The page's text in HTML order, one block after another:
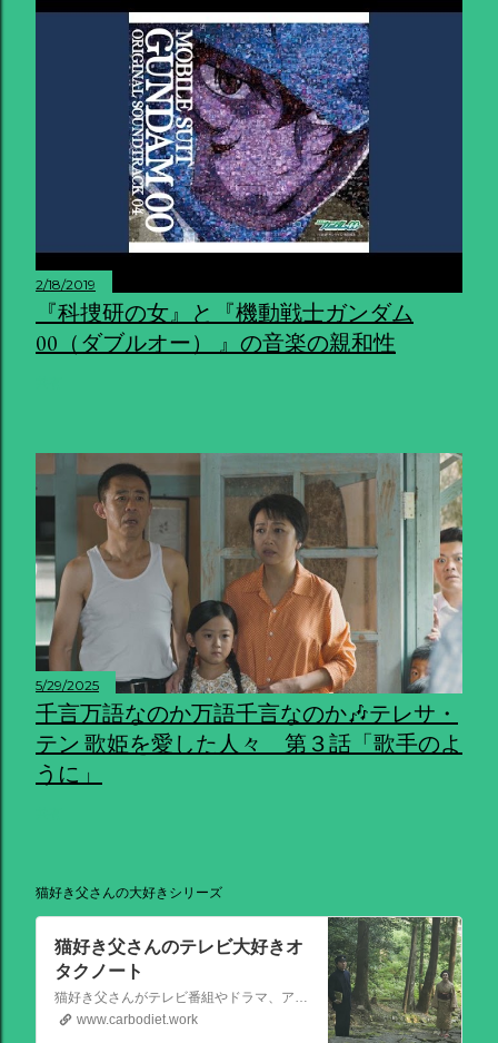
2/18/2019
『科捜研の女』と『機動戦士ガンダム
00（ダブルオー） 』の音楽の親和性
5/29/2025
千言万語なのか万語千言なのか🎶テレサ・
テン 歌姫を愛した人々 第３話「歌手のよ
うに」
猫好き父さんの大好きシリーズ
猫好き父さんのテレビ大好きオ
タクノート
猫好き父さんがテレビ番組やドラマ、アニメ、特撮ヒーロー,そしてダイエットについて書いたブログです。
www.carbodiet.work